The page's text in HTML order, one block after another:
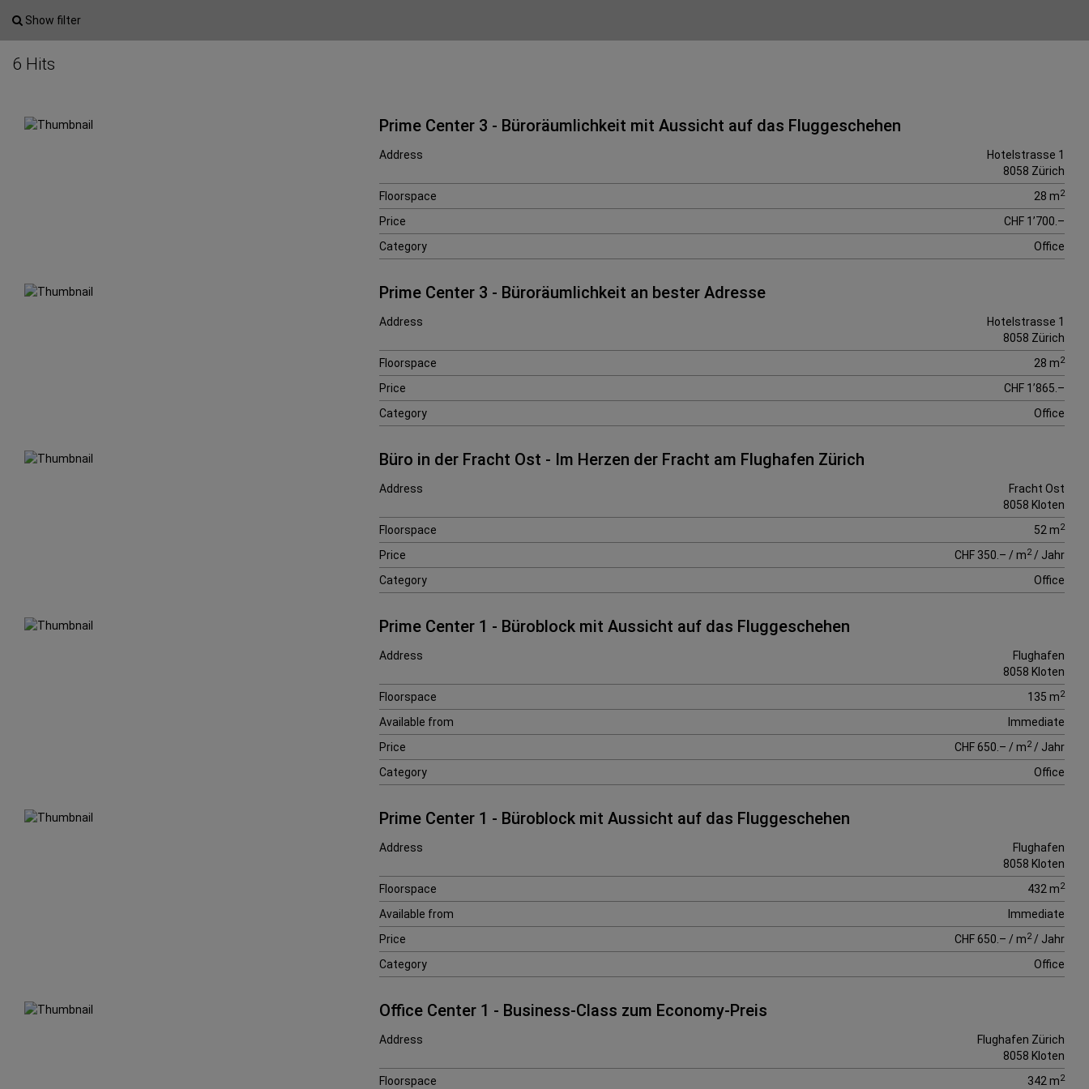
Show filter
6 Hits
Prime Center 3 - Büroräumlichkeit mit Aussicht auf das Fluggeschehen
Hotelstrasse 1
8058 Zürich
Address
28 m2
Floorspace
CHF 1’700.–
Price
Office
Category
Prime Center 3 - Büroräumlichkeit an bester Adresse
Hotelstrasse 1
8058 Zürich
Address
28 m2
Floorspace
CHF 1’865.–
Price
Office
Category
Büro in der Fracht Ost - Im Herzen der Fracht am Flughafen Zürich
Fracht Ost
8058 Kloten
Address
52 m2
Floorspace
CHF 350.– / m2/ Jahr
Price
Office
Category
Prime Center 1 - Büroblock mit Aussicht auf das Fluggeschehen
Flughafen
8058 Kloten
Address
135 m2
Floorspace
Immediate
Available from
CHF 650.– / m2/ Jahr
Price
Office
Category
Prime Center 1 - Büroblock mit Aussicht auf das Fluggeschehen
Flughafen
8058 Kloten
Address
432 m2
Floorspace
Immediate
Available from
CHF 650.– / m2/ Jahr
Price
Office
Category
Office Center 1 - Business-Class zum Economy-Preis
Flughafen Zürich
8058 Kloten
Address
342 m2
Floorspace